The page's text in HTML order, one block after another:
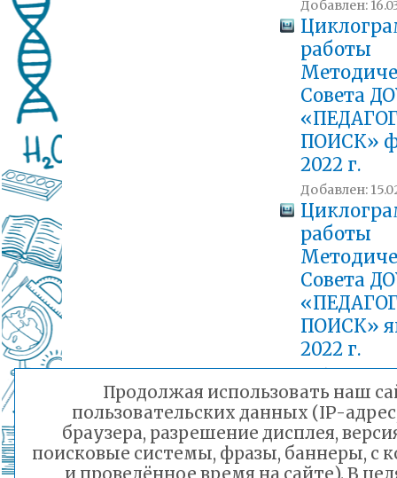
Добавлен:
работы
Совета
ПОИСК»
2022 г.
Добавлен:
работы
Совета
ПОИСК»
2022 г.
Добавлен:
справка
поиска за
Продолжая использовать наш
пользовательских данных (IP-
браузера, разрешение дисплея,
поисковые системы, фразы, баннеры, с